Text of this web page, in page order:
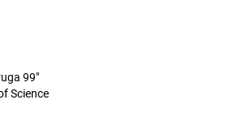
99"
Science